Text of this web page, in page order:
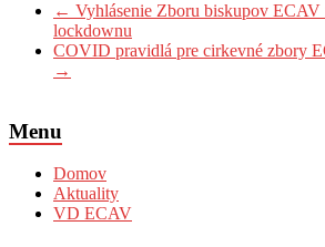
← Vyhlásenie Zboru biskupov ECAV
lockdownu
COVID pravidlá pre cirkevné zbory
→
Menu
Domov
Aktuality
VD ECAV